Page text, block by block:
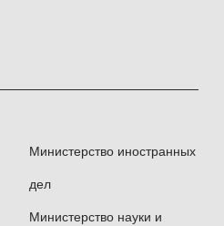
Министерство иностранных
дел
Министерство науки и